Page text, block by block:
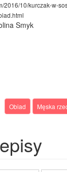
2016/10/kurczak-w-
Smyk
Obiad Męska